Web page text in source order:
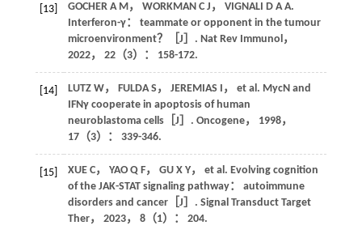
[13] GOCHER A M， WORKMAN C J ， VIGNALI D A A.
Interferon-γ： teammate or opponent in the tumour
microenvironment？［J］. Nat Rev Immunol，
2022， 22（3）： 158-172.
[14] LUTZ W， FULDA S ， JEREMIAS I ， et al. MycN and
IFNγ cooperate in apoptosis of human
neuroblastoma cells［J］. Oncogene， 1998，
17（3）： 339-346.
[15] XUE C， YAO Q F， GU X Y， et al. Evolving cognition
of the JAK-STAT signaling pathway： autoimmune
disorders and cancer［J］. Signal Transduct Target
Ther， 2023， 8（1）： 204.